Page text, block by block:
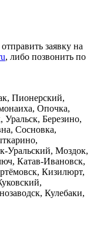
заявку на
, либо позвонить по
Пионерский,
Опочка,
Березино,
Сосновка,
Уральский, Моздок,
Катав-Ивановск,
Кизилюрт,
Кулебаки,